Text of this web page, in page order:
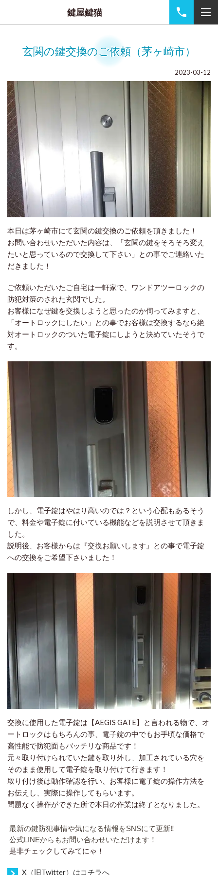
鍵屋鍵猫
玄関の鍵交換のご依頼（茅ヶ崎市）
2023-03-12
本日は茅ヶ崎市にて玄関の鍵交換のご依頼を頂きました！
お問い合わせいただいた内容は、「玄関の鍵をそろそろ変え
たいと思っているので交換して下さい」との事でご連絡いた
だきました！
ご依頼いただいたご自宅は一軒家で、ワンドアツーロックの
防犯対策のされた玄関でした。
お客様になぜ鍵を交換しようと思ったのか伺ってみますと、
「オートロックにしたい」との事でお客様は交換するなら絶
対オートロックのついた電子錠にしようと決めていたそうで
す。
しかし、電子錠はやはり高いのでは？という心配もあるそう
で、料金や電子錠に付いている機能などを説明させて頂きま
した。
説明後、お客様からは『交換お願いします』との事で電子錠
への交換をご希望下さいました！
交換に使用した電子錠は【AEGIS GATE】と言われる物で、オ
ートロックはもちろんの事、電子錠の中でもお手頃な価格で
高性能で防犯面もバッチリな商品です！
元々取り付けられていた鍵を取り外し、加工されている穴を
そのまま使用して電子錠を取り付けて行きます！
取り付け後は動作確認を行い、お客様に電子錠の操作方法を
お伝えし、実際に操作してもらいます。
問題なく操作ができた所で本日の作業は終了となりました。
最新の鍵防犯事情や気になる情報をSNSにて更新‼️
公式LINEからもお問い合わせいただけます！
是非チェックしてみてにゃ！
X（旧Twitter）はコチラへ